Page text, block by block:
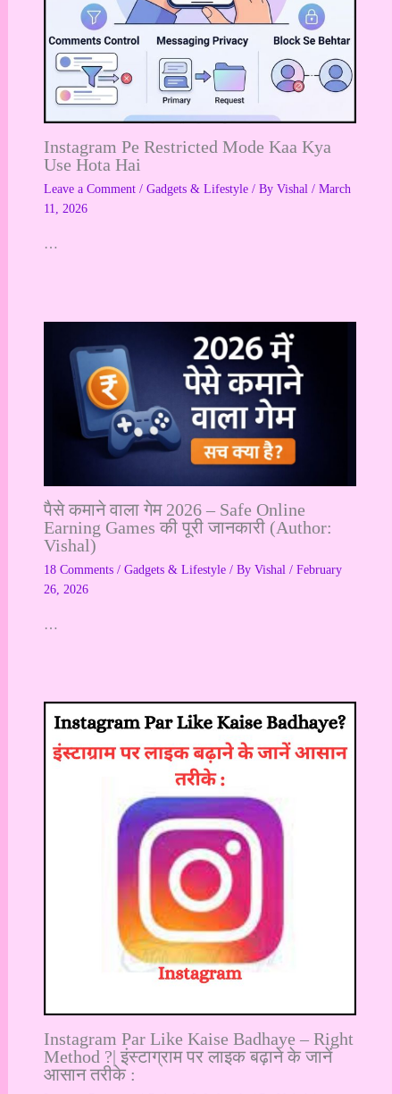
Instagram Pe Restricted Mode Kaa Kya
Use Hota Hai
Leave a Comment / Gadgets & Lifestyle/ By Vishal / March
11, 2026
…
पैसे कमाने वाला गेम 2026 – Safe Online
Earning Games की पूरी जानकारी (Author:
Vishal)
18 Comments / Gadgets & Lifestyle/ By Vishal / February
26, 2026
…
Instagram Par Like Kaise Badhaye – Right
Method ?| इंस्टाग्राम पर लाइक बढ़ाने के जानें
आसान तरीके :